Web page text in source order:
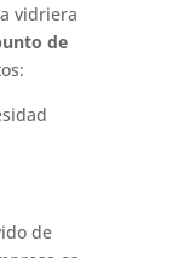
vidriera
de
de